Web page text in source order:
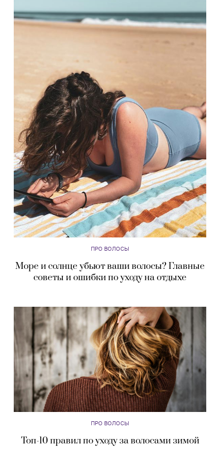
ПРО ВОЛОСЫ
Море и солнце убьют ваши волосы? Главные
советы и ошибки по уходу на отдыхе
ПРО ВОЛОСЫ
Топ-10 правил по уходу за волосами зимой